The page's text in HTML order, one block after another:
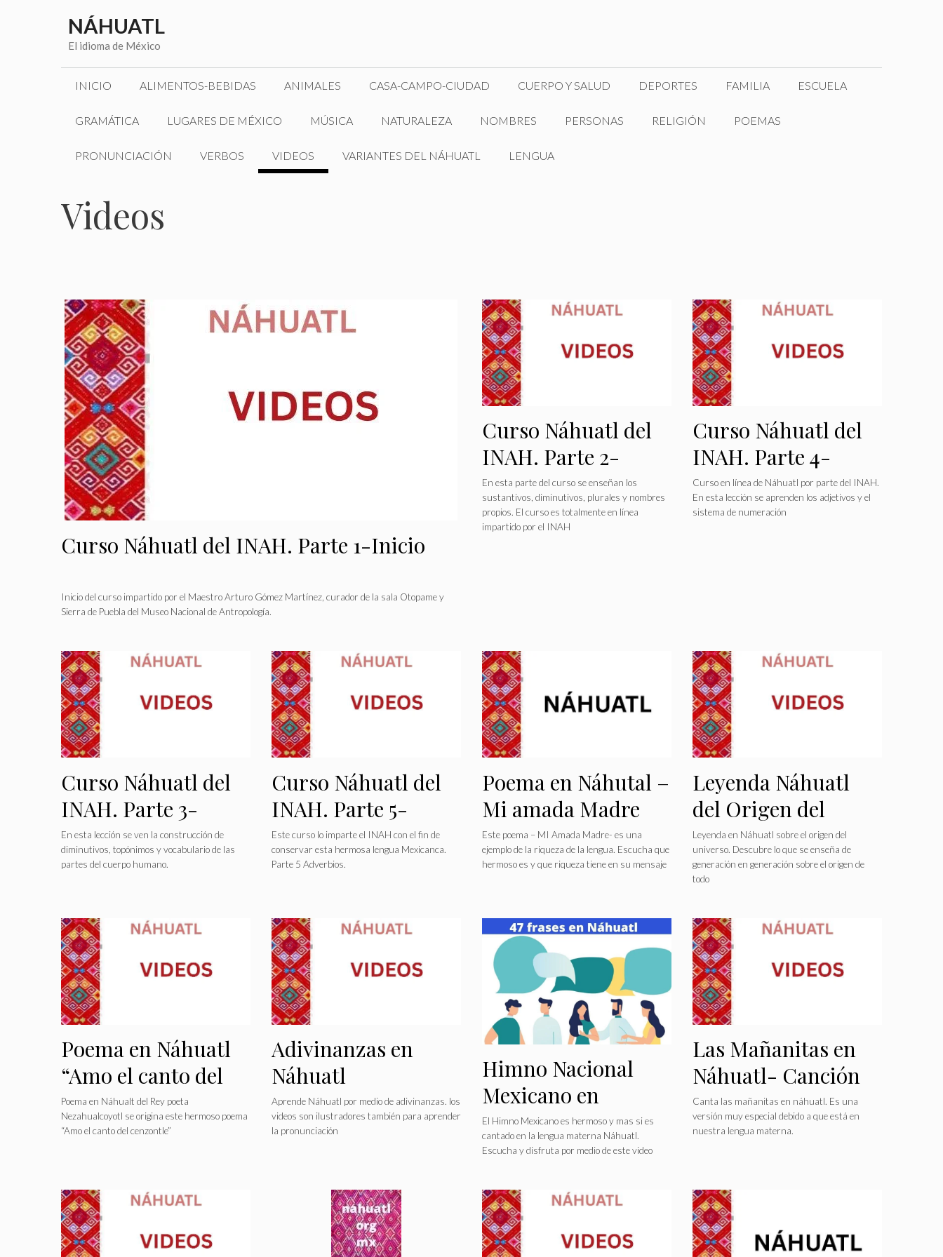
contenido
NÁHUATL
El idioma de México
INICIO ALIMENTOS-BEBIDAS ANIMALES CASA-CAMPO-CIUDAD CUERPO Y SALUD DEPORTES FAMILIA ESCUELA
GRAMÁTICA LUGARES DE MÉXICO MÚSICA NATURALEZA NOMBRES PERSONAS RELIGIÓN POEMAS
PRONUNCIACIÓN VERBOS VIDEOS VARIANTES DEL NÁHUATL LENGUA
Videos
Curso Náhuatl del INAH. Parte 1-Inicio
Inicio del curso impartido por el Maestro Arturo Gómez Martínez, curador de la sala Otopame y
Sierra de Puebla del Museo Nacional de Antropología.
Curso Náhuatl del
INAH. Parte 2-
Sistemas de
Estructura
En esta parte del curso se enseñan los
sustantivos, diminutivos, plurales y nombres
propios. El curso es totalmente en línea
impartido por el INAH
Curso Náhuatl del
INAH. Parte 4-
Adjetivos
Curso en línea de Náhuatl por parte del INAH.
En esta lección se aprenden los adjetivos y el
sistema de numeración
Curso Náhuatl del
INAH. Parte 3-
Estructura
Fonológica
En esta lección se ven la construcción de
diminutivos, topónimos y vocabulario de las
partes del cuerpo humano.
Curso Náhuatl del
INAH. Parte 5-
Adverbios
Este curso lo imparte el INAH con el fin de
conservar esta hermosa lengua Mexicanca.
Parte 5 Adverbios.
Poema en Náhutal –
Mi amada Madre
Este poema – MI Amada Madre- es una
ejemplo de la riqueza de la lengua. Escucha que
hermoso es y que riqueza tiene en su mensaje
Leyenda Náhuatl
del Origen del
Universo
Leyenda en Náhuatl sobre el origen del
universo. Descubre lo que se enseña de
generación en generación sobre el origen de
todo
Poema en Náhuatl
“Amo el canto del
cenzontle”
Poema en Náhualt del Rey poeta
Nezahualcoyotl se origina este hermoso poema
“Amo el canto del cenzontle”
Adivinanzas en
Náhuatl
Aprende Náhuatl por medio de adivinanzas. los
videos son ilustradores también para aprender
la pronunciación
Himno Nacional
Mexicano en
Náhuatl
El Himno Mexicano es hermoso y mas si es
cantado en la lengua materna Náhuatl.
Escucha y disfruta por medio de este video
Las Mañanitas en
Náhuatl- Canción
Canta las mañanitas en náhuatl. Es una
versión muy especial debido a que está en
nuestra lengua materna.